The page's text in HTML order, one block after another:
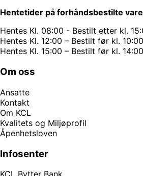
Hentetider på forhåndsbestilte
Hentes Kl. 08:00 - Bestilt etter kl.
Hentes Kl. 12:00 – Bestilt før kl. 10:00
Hentes Kl. 15:00 – Bestilt før kl. 14:00
Om oss
Ansatte
Kontakt
Om KCL
Kvalitets og Miljøprofil
Åpenhetsloven
Infosenter